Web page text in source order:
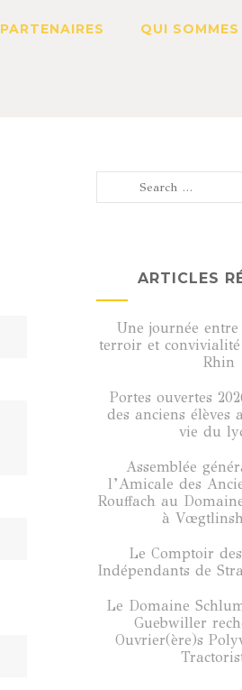
PARTENAIRES QUI
ARTICLES
Une journée entre
terroir et
Rhin
Portes ouvertes
des anciens
vie du
Assemblée
l’Amicale des
Rouffach au
à
Le Comptoir
Indépendants de
Le Domaine
Guebwiller
Ouvrier(ère)s